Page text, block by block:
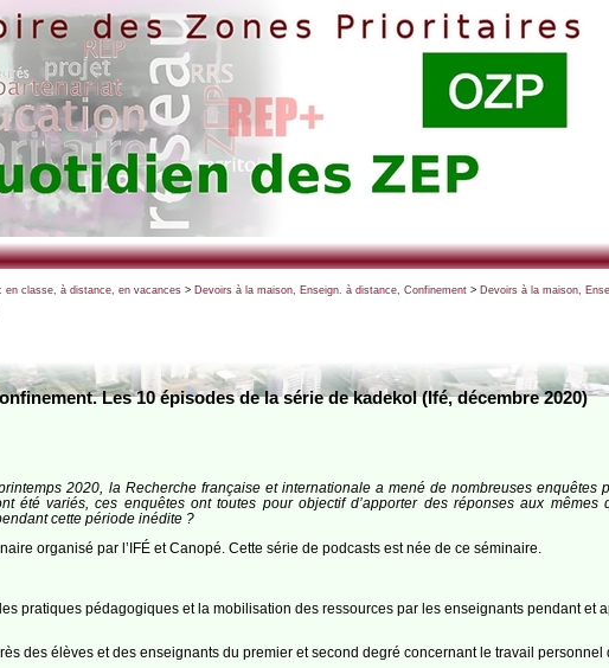
en classe, à distance, en vacances> Devoirs à la maison, Enseign. à distance, Confinement> Devoirs à la maison,
Les 10 épisodes de la série de kadekol (Ifé, décembre 2020)
2020, la Recherche française et internationale a mené de nombreuses enquêtes
été variés, ces enquêtes ont toutes pour objectif d’apporter des réponses aux mêmes
cette période inédite ?
organisé par l’IFÉ et Canopé. Cette série de podcasts est née de ce séminaire.
pratiques pédagogiques et la mobilisation des ressources par les enseignants pendant et
des élèves et des enseignants du premier et second degré concernant le travail personnel